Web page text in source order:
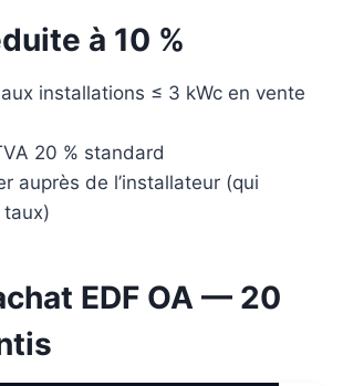
à 10 %
installations ≤ 3 kWc en vente
20 % standard
auprès de l’installateur (qui
taux)
EDF OA — 20